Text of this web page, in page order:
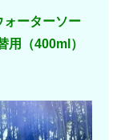
ォーターソー
用（400ml）